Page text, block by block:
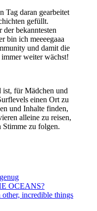
Tag daran gearbeitet
gefüllt.
der bekanntesten
bin ich meeeegaaa
und damit die
weiter wächst!
für Mädchen und
einen Ort zu
und Inhalte finden,
alleine zu reisen,
Stimme zu folgen.
OCEANS?
incredible things